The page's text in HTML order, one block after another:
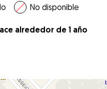
No disponible
alrededor de 1 año